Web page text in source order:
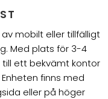
mobilt eller tillfälligt
Med plats för 3-4
ett bekvämt kontor
finns med
eller på höger